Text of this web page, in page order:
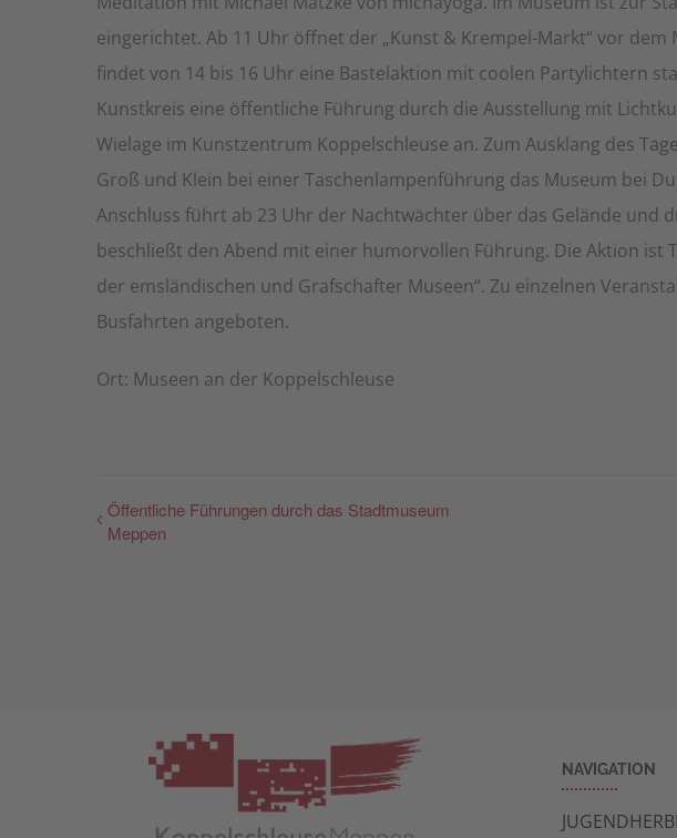
eingerichtet. Ab 11 Uhr öffnet der „Kunst & Krempel-Markt“ vor dem
findet von 14 bis 16 Uhr eine Bastelaktion mit coolen Partylichtern
Kunstkreis eine öffentliche Führung durch die Ausstellung mit
Wielage im Kunstzentrum Koppelschleuse an. Zum Ausklang des
Groß und Klein bei einer Taschenlampenführung das Museum bei
Anschluss führt ab 23 Uhr der Nachtwächter über das Gelände und
beschließt den Abend mit einer humorvollen Führung. Die Aktion ist
der emsländischen und Grafschafter Museen“. Zu einzelnen
Busfahrten angeboten.
Ort: Museen an der Koppelschleuse
Öffentliche Führungen durch das Stadtmuseum
Meppen
NAVIGATION